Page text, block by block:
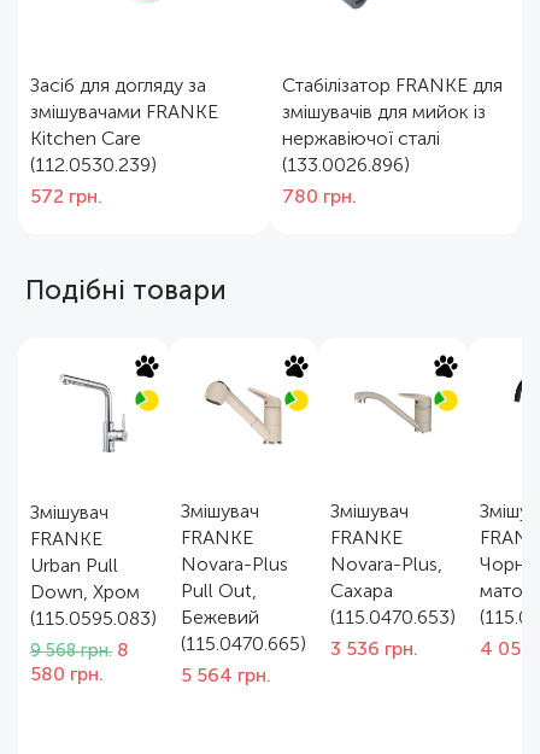
Засіб для догляду за
змішувачами FRANKE
Kitchen Care
(112.0530.239)
572 грн.
Стабілізатор FRANKE для
змішувачів для мийок із
нержавіючої сталі
(133.0026.896)
780 грн.
Подібні товари
Змішувач
FRANKE
Urban Pull
Down, Хром
(115.0595.083)
9 568грн. Оригінальна
8
580 грн.
Змішувач
FRANKE
Novara-Plus
Pull Out,
Бежевий
(115.0470.665)
5 564 грн.
Змішувач
FRANKE
Novara-Plus,
Сахара
(115.0470.653)
3 536 грн.
4 056